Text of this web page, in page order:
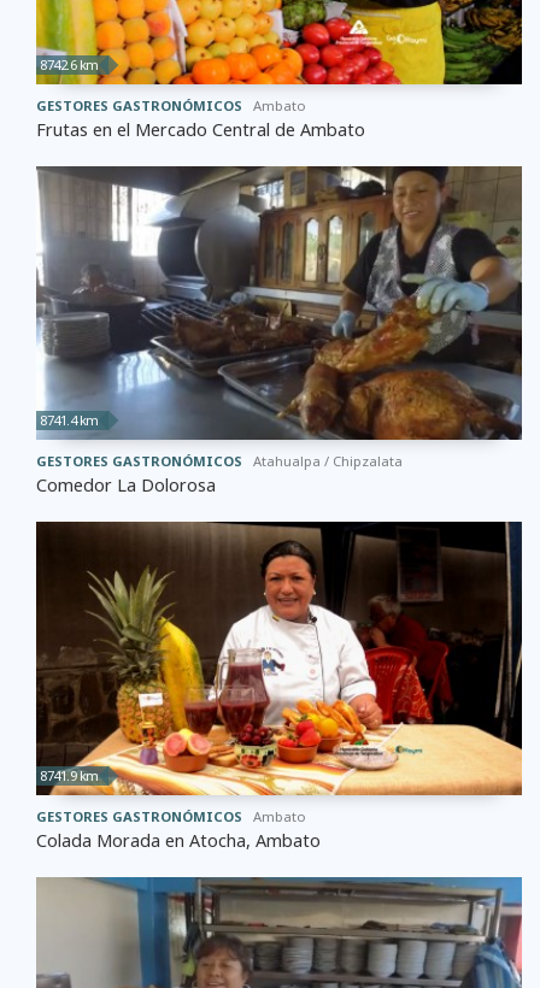
8742.6 km
GESTORES GASTRONÓMICOS Ambato
Frutas en el Mercado Central de Ambato
8741.4 km
GESTORES GASTRONÓMICOS Atahualpa / Chipzalata
Comedor La Dolorosa
8741.9 km
GESTORES GASTRONÓMICOS Ambato
Colada Morada en Atocha, Ambato